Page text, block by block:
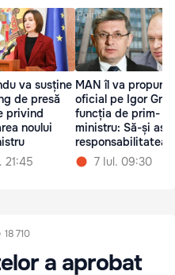
va susține
de presă
privind
noului
21:45
MAN îl va propune
oficial pe Igor
funcția de prim-
ministru: Să-și
responsabilitatea
7 Iul. 09:30
18 710
a aprobat